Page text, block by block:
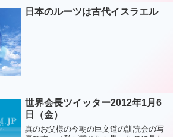
日本のルーツは古代イスラエル
世界会長ツイッター2012年1月6
日（金）
真のお父様の今朝の巨文道の訓読会の写